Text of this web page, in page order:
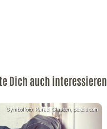
Dich auch interessieren
Symbolfoto: Rafael Classen, pexels.com